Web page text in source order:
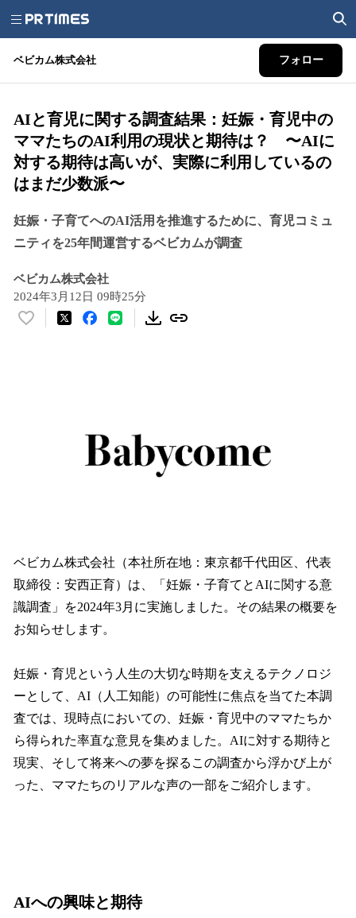
ベビカム株式会社 フォロー
AIと育児に関する調査結果：妊娠・育児中の
ママたちのAI利用の現状と期待は？ 〜AIに
対する期待は高いが、実際に利用しているの
はまだ少数派〜
妊娠・子育てへのAI活用を推進するために、育児コミュ
ニティを25年間運営するベビカムが調査
ベビカム株式会社
2024年3月12日 09時25分
い
ベビカム株式会社（本社所在地：東京都千代田区、代表
取締役：安西正育）は、「妊娠・子育てとAIに関する意
識調査」を2024年3月に実施しました。その結果の概要を
お知らせします。
妊娠・育児という人生の大切な時期を支えるテクノロジ
ーとして、AI（人工知能）の可能性に焦点を当てた本調
査では、現時点においての、妊娠・育児中のママたちか
ら得られた率直な意見を集めました。AIに対する期待と
現実、そして将来への夢を探るこの調査から浮かび上が
った、ママたちのリアルな声の一部をご紹介します。
AIへの興味と期待